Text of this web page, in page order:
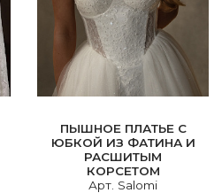
ПЫШНОЕ ПЛАТЬЕ С
ЮБКОЙ ИЗ ФАТИНА И
РАСШИТЫМ
КОРСЕТОМ
Арт. Salomi